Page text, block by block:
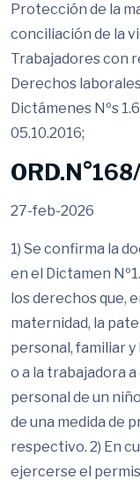
Protección de la
conciliación de la
Trabajadores con
Derechos
Dictámenes Nºs
05.10.2016;
27-feb-2026
1) Se confirma la
en el Dictamen
los derechos que,
maternidad, la
personal, familiar
o a la trabajadora
personal de un
de una medida de
respectivo. 2) En
ejercerse el